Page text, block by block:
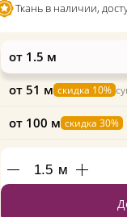
Ткань в наличии,
от 1.5 м
от 51 м скидка 10%
от 100 м скидка 30%
м